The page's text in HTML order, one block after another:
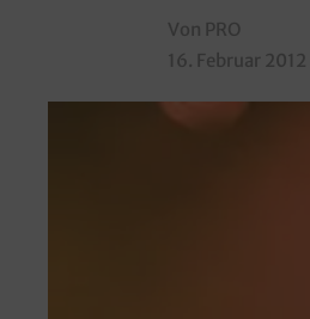
Von PRO
16. Februar 2012